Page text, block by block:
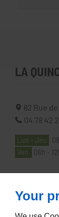
LA
82 Rue
04 78 42
Lun - Jeu
Ven
08h -
À
Your